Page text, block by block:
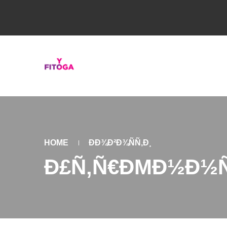
HOME ÐÐ¾Ð²Ð¾ÑÑ‚Ð¸